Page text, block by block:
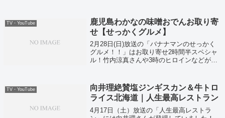
TV・YouTube
鹿児島わかなの味噌おでんお取り寄
せ【せっかくグルメ】
2月28日(日)放送の「バナナマンのせっかく
グルメ！！」はお取り寄せ2時間半スペシャ
ル！竹内涼真さんや3時のヒロインなどが全
こちら！
TV・YouTube
向井理絶賛塩ジンギスカン＆牛トロ
ライス北海道｜人生最高レストラン
4月17日（土）放送の「人生最高レストラ